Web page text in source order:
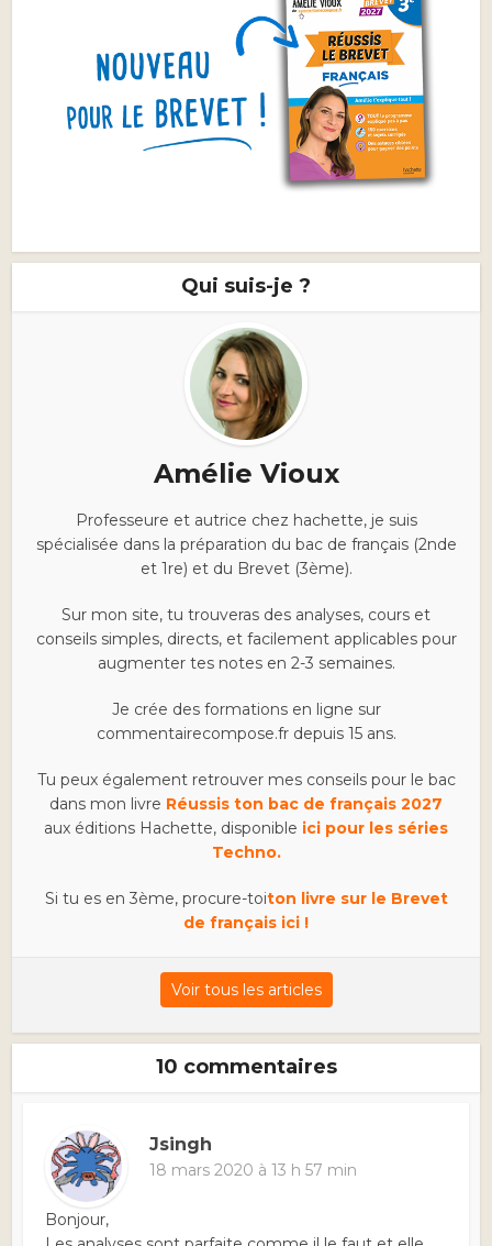
Qui suis-je ?
Amélie Vioux
Professeure et autrice chez hachette, je suis
spécialisée dans la préparation du bac de français (2nde
et 1re) et du Brevet (3ème).
Sur mon site, tu trouveras des analyses, cours et
conseils simples, directs, et facilement applicables pour
augmenter tes notes en 2-3 semaines.
Je crée des formations en ligne sur
commentairecompose.fr depuis 15 ans.
Tu peux également retrouver mes conseils pour le bac
dans mon livre Réussis ton bac de français 2027
aux éditions Hachette, disponible ici pour les séries
Techno.
Si tu es en 3ème, procure-toiton livre sur le Brevet
de français ici !
Voir tous les articles
10 commentaires
Jsingh
18 mars 2020 à 13 h 57 min
Bonjour,